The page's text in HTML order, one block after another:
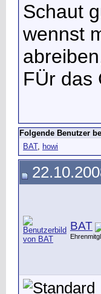
Schaut
wennst
FÜr das
Folgende Benutzer
BAT, howi
BAT